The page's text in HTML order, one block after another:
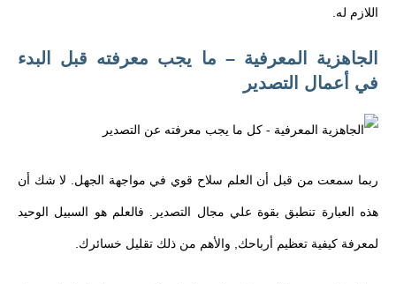
اللازم له.
الجاهزية المعرفية – ما يجب معرفته قبل البدء
في أعمال التصدير
ربما سمعت من قبل أن العلم سلاح قوي في مواجهة الجهل. لا شك أن
هذه العبارة تنطبق بقوة علي مجال التصدير. فالعلم هو السبيل الوحيد
لمعرفة كيفية تعظيم أرباحك, والأهم من ذلك تقليل خسائرك.